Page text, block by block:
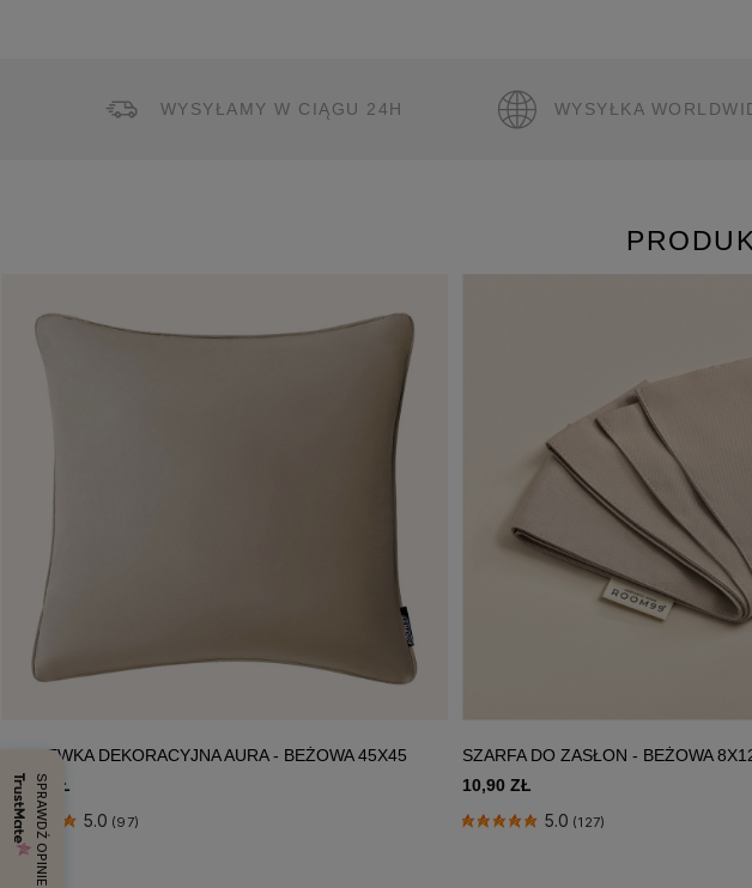
WYSYŁAMY W CIĄGU 24H WYSYŁKA
POSZEWKA DEKORACYJNA AURA - BEŻOWA 45X45
15,90 ZŁ
5.0 (97)
SZARFA DO ZASŁON - BEŻOWA
10,90 ZŁ
5.0 (127)
SPRAWDŹ OPINIE